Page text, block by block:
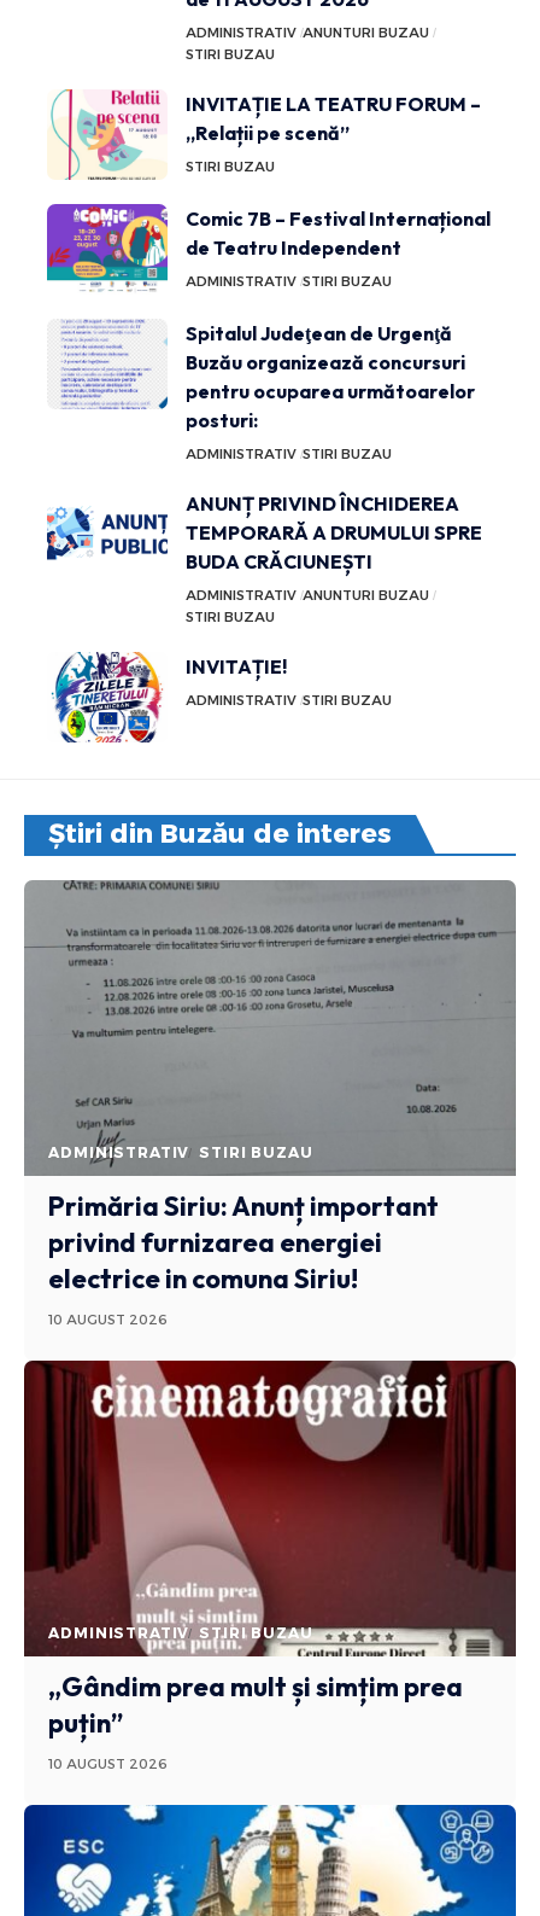
ADMINISTRATIV ANUNTURI BUZAU
STIRI BUZAU
INVITAȚIE LA TEATRU FORUM –
„Relații pe scenă”
STIRI BUZAU
Comic 7B – Festival Internațional
de Teatru Independent
ADMINISTRATIV STIRI BUZAU
Spitalul Judeţean de Urgenţă
Buzău organizează concursuri
pentru ocuparea următoarelor
posturi:
ADMINISTRATIV STIRI BUZAU
ANUNȚ PRIVIND ÎNCHIDEREA
TEMPORARĂ A DRUMULUI SPRE
BUDA CRĂCIUNEȘTI
ADMINISTRATIV ANUNTURI BUZAU
STIRI BUZAU
INVITAȚIE!
ADMINISTRATIV STIRI BUZAU
Știri din Buzău de interes
ADMINISTRATIV STIRI BUZAU
Primăria Siriu: Anunț important
privind furnizarea energiei
electrice in comuna Siriu!
10 AUGUST 2026
ADMINISTRATIV STIRI BUZAU
„Gândim prea mult și simțim prea
puțin”
10 AUGUST 2026